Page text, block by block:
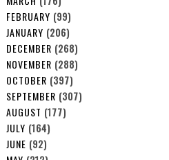
FEBRUARY (99)
JANUARY (206)
DECEMBER (268)
NOVEMBER (288)
OCTOBER (397)
SEPTEMBER (307)
AUGUST (177)
JULY (164)
JUNE (92)